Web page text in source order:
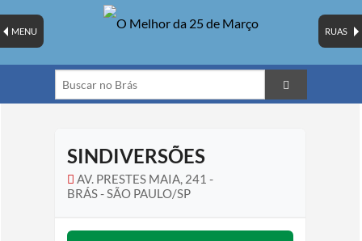
RUAS
MENU
SINDIVERSÕES
AV. PRESTES MAIA, 241 -
BRÁS - SÃO PAULO/SP